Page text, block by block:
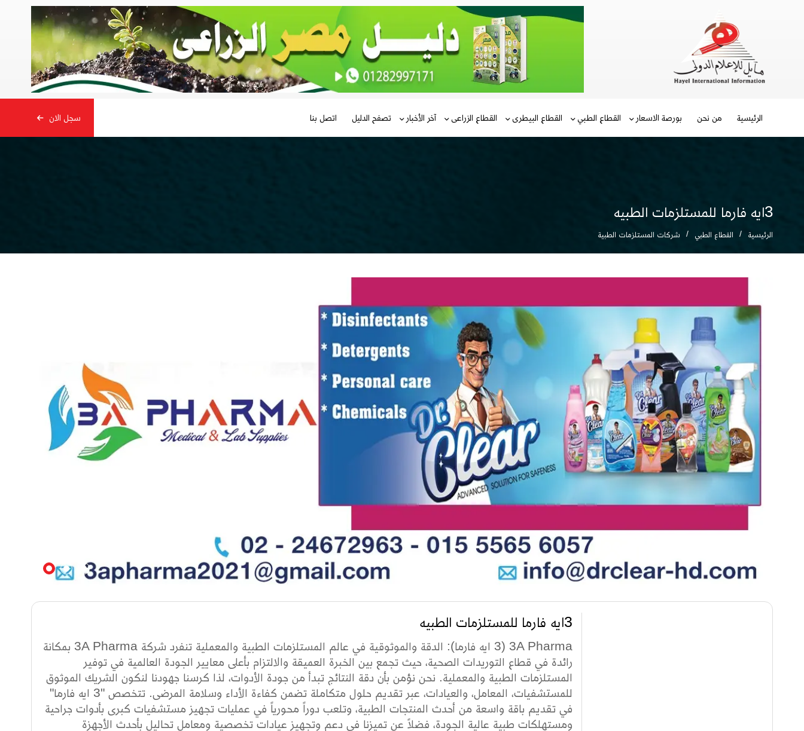
الرئيسية من نحن بورصة الاسعار القطاع الطبي القطاع البيطرى القطاع الزراعى آخر الأخبار تصفح الدليل اتصل بنا سجل الان
3ايه فارما للمستلزمات الطبيه
الرئيسية القطاع الطبي شركات المستلزمات الطبية
3ايه فارما للمستلزمات الطبيه
3A Pharma (3 ايه فارما): الدقة والموثوقية في عالم المستلزمات الطبية والمعملية تنفرد شركة 3A Pharma بمكانة
رائدة في قطاع التوريدات الصحية، حيث تجمع بين الخبرة العميقة والالتزام بأعلى معايير الجودة العالمية في توفير
المستلزمات الطبية والمعملية. نحن نؤمن بأن دقة النتائج تبدأ من جودة الأدوات، لذا كرسنا جهودنا لنكون الشريك الموثوق
للمستشفيات، المعامل، والعيادات، عبر تقديم حلول متكاملة تضمن كفاءة الأداء وسلامة المرضى. تتخصص "3 ايه فارما"
في تقديم باقة واسعة من أحدث المنتجات الطبية، وتلعب دوراً محورياً في عمليات تجهيز مستشفيات كبرى بأدوات جراحية
ومستهلكات طبية عالية الجودة، فضلاً عن تميزنا في دعم وتجهيز عيادات تخصصية ومعامل تحاليل بأحدث الأجهزة